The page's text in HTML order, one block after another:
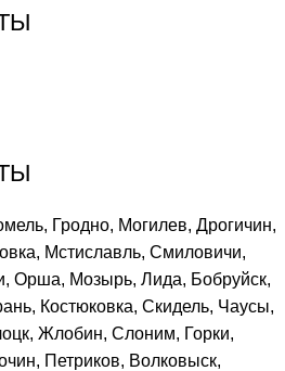
Гродно, Могилев, Дрогичин,
Мстиславль, Смиловичи,
Орша, Мозырь, Лида, Бобруйск,
Костюковка, Скидель, Чаусы,
Жлобин, Слоним, Горки,
Петриков, Волковыск,